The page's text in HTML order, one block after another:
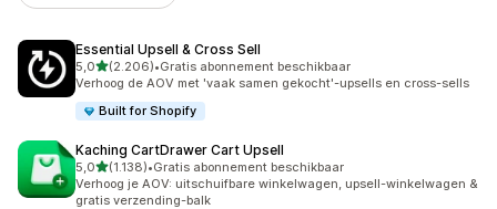
Essential Upsell & Cross Sell
5,0van 5 sterren
(2.206)
2206 recensies in totaal
•Gratis abonnement beschikbaar
Verhoog de AOV met 'vaak samen gekocht'-upsells en cross-sells
Built for Shopify
Kaching CartDrawer Cart Upsell
5,0van 5 sterren
(1.138)
1138 recensies in totaal
•Gratis abonnement beschikbaar
Verhoog je AOV: uitschuifbare winkelwagen, upsell-winkelwagen &
gratis verzending-balk